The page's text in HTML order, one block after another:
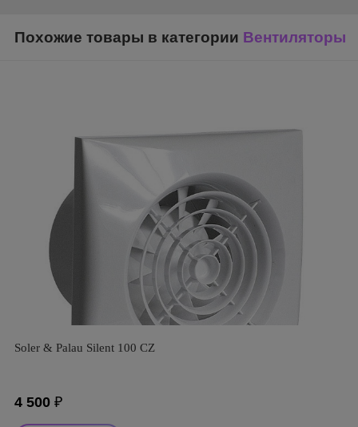
Похожие товары в категории Вентиляторы
Soler & Palau Silent 100 CZ
4 500 ₽